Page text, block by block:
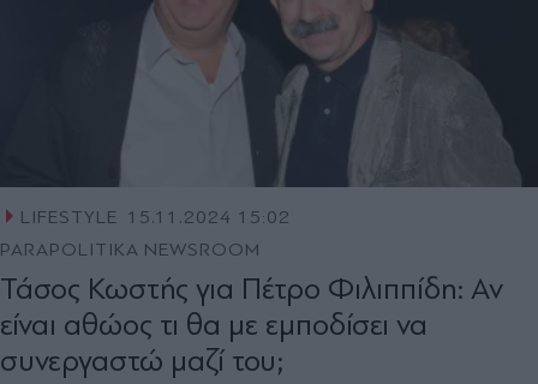
LIFESTYLE 15.11.2024 15:02
PARAPOLITIKA NEWSROOM
Τάσος Κωστής για Πέτρο Φιλιππίδη: Αν
είναι αθώος τι θα με εμποδίσει να
συνεργαστώ μαζί του;